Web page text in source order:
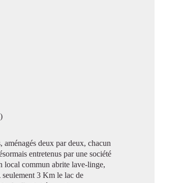
deux par deux, chacun
entretenus par une société
local commun abrite lave-linge,
seulement 3 Km le lac de